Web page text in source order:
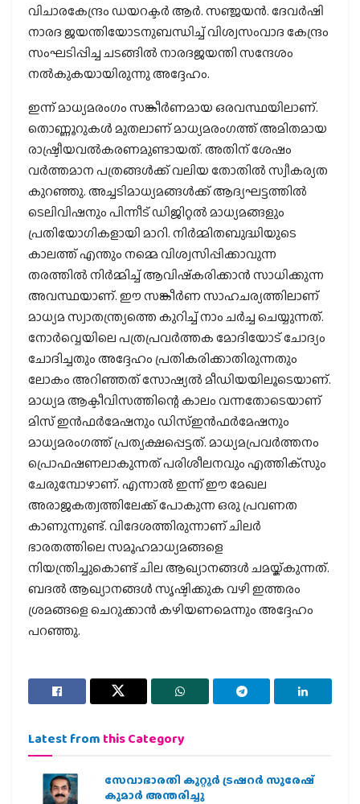
വിചാരകേന്ദ്രം ഡയറക്ടര്‍ ആര്‍. സഞ്ജയന്‍. ദേവര്‍ഷി
നാരദ ജയന്തിയോടനുബന്ധിച്ച് വിശ്വസംവാദ കേന്ദ്രം
സംഘടിപ്പിച്ച ചടങ്ങില്‍ നാരദജയന്തി സന്ദേശം
നല്‍കുകയായിരുന്നു അദ്ദേഹം.
ഇന്ന് മാധ്യമരംഗം സങ്കീര്‍ണമായ ഒരവസ്ഥയിലാണ്.
തൊണ്ണൂറുകള്‍ മുതലാണ് മാധ്യമരംഗത്ത് അമിതമായ
രാഷ്ട്രീയവല്‍കരണമുണ്ടായത്. അതിന് ശേഷം
വര്‍ത്തമാന പത്രങ്ങള്‍ക്ക് വലിയ തോതില്‍ സ്വീകര്യത
കുറഞ്ഞു. അച്ചടിമാധ്യമങ്ങള്‍ക്ക് ആദ്യഘട്ടത്തില്‍
ടെലിവിഷനും പിന്നീട് ഡിജിറ്റല്‍ മാധ്യമങ്ങളും
പ്രതിയോഗികളായി മാറി. നിര്‍മ്മിതബുദ്ധിയുടെ
കാലത്ത് എന്തും നമ്മെ വിശ്വസിപ്പിക്കാവുന്ന
തരത്തില്‍ നിര്‍മ്മിച്ച് ആവിഷ്‌കരിക്കാന്‍ സാധിക്കുന്ന
അവസ്ഥയാണ്. ഈ സങ്കീര്‍ണ സാഹചര്യത്തിലാണ്
മാധ്യമ സ്വാതന്ത്ര്യത്തെ കുറിച്ച് നാം ചര്‍ച്ച ചെയ്യുന്നത്.
നോര്‍വ്വെയിലെ പത്രപ്രവര്‍ത്തക മോദിയോട് ചോദ്യം
ചോദിച്ചതും അദ്ദേഹം പ്രതികരിക്കാതിരുന്നതും
ലോകം അറിഞ്ഞത് സോഷ്യല്‍ മീഡിയയിലൂടെയാണ്.
മാധ്യമ ആക്ടീവിസത്തിന്റെ കാലം വന്നതോടെയാണ്
മിസ് ഇന്‍ഫര്‍മേഷനും ഡിസ്ഇന്‍ഫര്‍മേഷനും
മാധ്യമരംഗത്ത് പ്രത്യക്ഷപ്പെട്ടത്. മാധ്യമപ്രവര്‍ത്തനം
പ്രൊഫഷണലാകുന്നത് പരിശീലനവും എത്തിക്‌സും
ചേരുമ്പോഴാണ്. എന്നാല്‍ ഇന്ന് ഈ മേഖല
അരാജകത്വത്തിലേക്ക് പോകുന്ന ഒരു പ്രവണത
കാണുന്നുണ്ട്. വിദേശത്തിരുന്നാണ് ചിലര്‍
ഭാരതത്തിലെ സമൂഹമാധ്യമങ്ങളെ
നിയന്ത്രിച്ചുകൊണ്ട് ചില ആഖ്യാനങ്ങള്‍ ചമയ്ക്കുന്നത്.
ബദല്‍ ആഖ്യാനങ്ങള്‍ സൃഷ്ടിക്കുക വഴി ഇത്തരം
ശ്രമങ്ങളെ ചെറുക്കാന്‍ കഴിയണമെന്നും അദ്ദേഹം
പറഞ്ഞു.
Latest from this Category
സേവാഭാരതി കുറ്റൂർ ട്രഷറർ സുരേഷ്
കുമാർ അന്തരിച്ചു